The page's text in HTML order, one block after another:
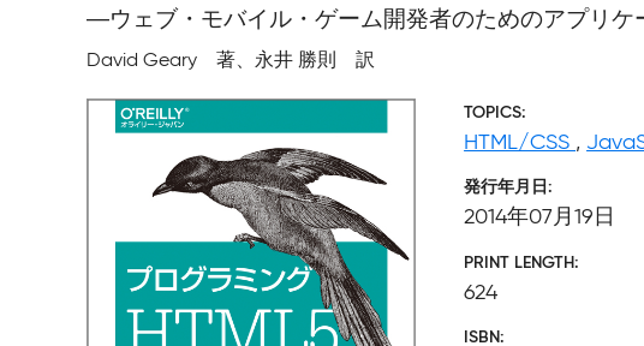
―ウェブ・モバイル・ゲーム開発者のためのアプリケ
David Geary 著、永井 勝則 訳
TOPICS
HTML/CSS ,
発行年月日
2014年07月19日
PRINT LENGTH
624
ISBN